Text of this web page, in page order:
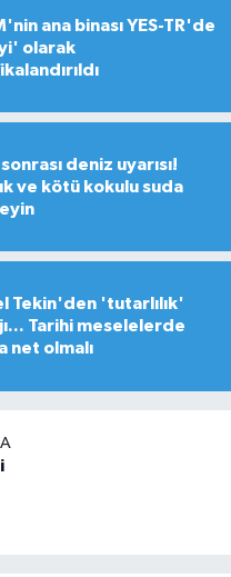
ana binası YES-TR'de
olarak
sonrası deniz uyarısı!
ve kötü kokulu suda
Tekin'den 'tutarlılık'
Tarihi meselelerde
net olmalı